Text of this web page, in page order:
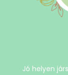
Jó helyen